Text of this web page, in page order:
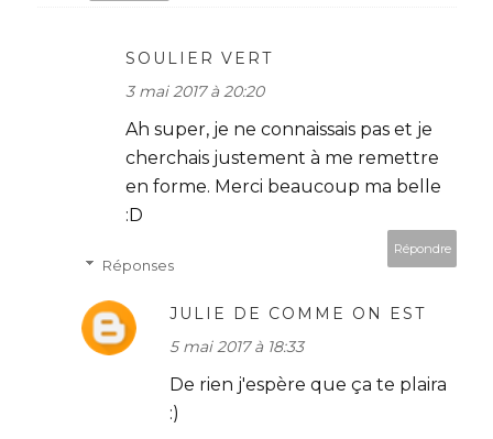
SOULIER VERT
3 mai 2017 à 20:20
Ah super, je ne connaissais pas et je
cherchais justement à me remettre
en forme. Merci beaucoup ma belle
:D
Répondre
Réponses
JULIE DE COMME ON EST
5 mai 2017 à 18:33
De rien j'espère que ça te plaira
:)